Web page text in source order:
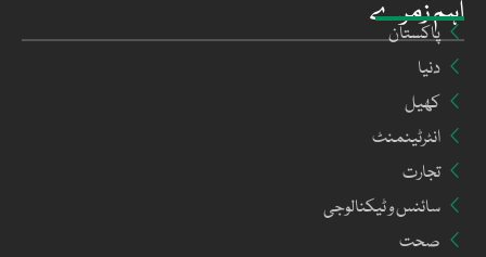
اہم زمرے
پاکستان
دنیا
کھیل
انٹرٹینمنٹ
تجارت
سائنس و ٹیکنالوجی
صحت